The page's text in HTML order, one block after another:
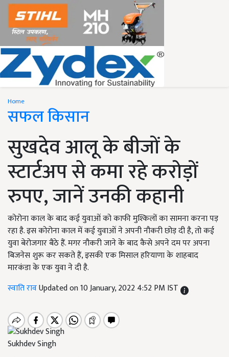
Home
सफल किसान
सुखदेव आलू के बीजों के
स्टार्टअप से कमा रहे करोड़ों
रुपए, जानें उनकी कहानी
कोरोना काल के बाद कई युवाओं को काफी मुश्किलों का सामना करना पड़
रहा है. इस कोरोना काल में कई युवाओं ने अपनी नौकरी छोड़ दी है, तो कई
युवा बेरोजगार बैठे हैं. मगर नौकरी जाने के बाद कैसे अपने दम पर अपना
बिजनेस शुरू कर सकते हैं, इसकी एक मिसाल हरियाणा के शाहबाद
मारकंडा के एक युवा ने दी है.
स्वाति रावUpdated on 10 January, 2022 4:52 PM IST
Sukhdev Singh